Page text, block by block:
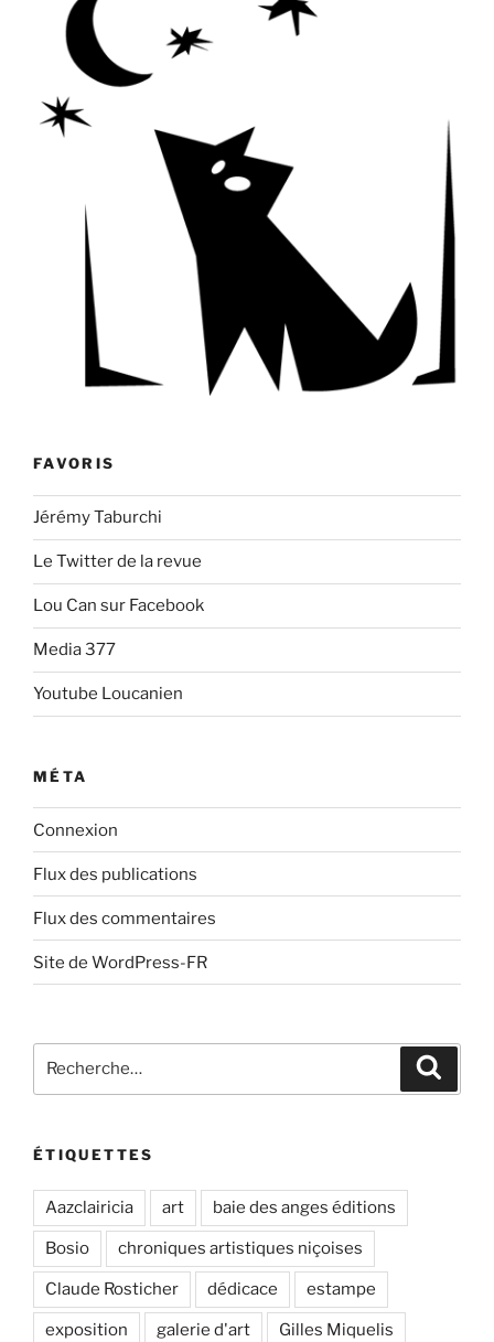
FAVORIS
Jérémy Taburchi
Le Twitter de la revue
Lou Can sur Facebook
Media 377
Youtube Loucanien
MÉTA
Connexion
Flux des publications
Flux des commentaires
Site de WordPress-FR
pour
ÉTIQUETTES
Aazclairicia art baie des anges éditions
Bosio chroniques artistiques niçoises
Claude Rosticher dédicace estampe
exposition galerie d'art Gilles Miquelis